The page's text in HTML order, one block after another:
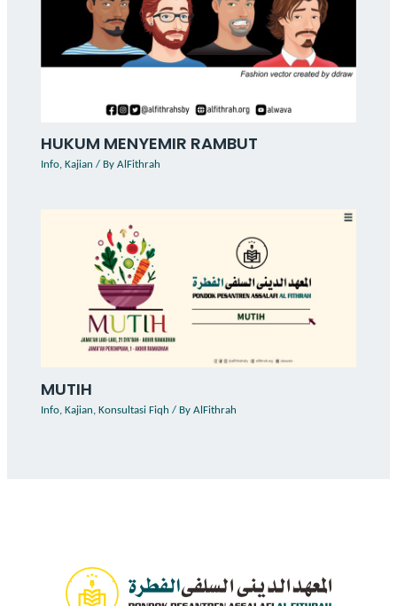
HUKUM MENYEMIR RAMBUT
Info, Kajian / By AlFithrah
MUTIH
Info, Kajian, Konsultasi Fiqh / By AlFithrah